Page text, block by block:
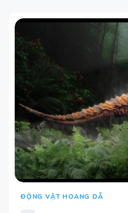
ĐỘNG VẬT HOANG DÃ